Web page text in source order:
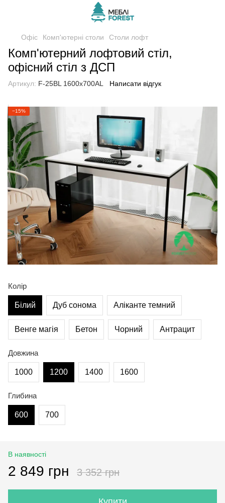
Офіс Комп'ютерні столи Столи лофт
Комп'ютерний лофтовий стіл,
офісний стіл з ДСП
Артикул: F-25BL 1600x700AL Написати відгук
−15%
Колір
Білий Дуб сонома Аліканте темний
Венге магія Бетон Чорний Антрацит
Довжина
1000 1200 1400 1600
Глибина
600 700
В наявності
2 849 грн 3 352 грн